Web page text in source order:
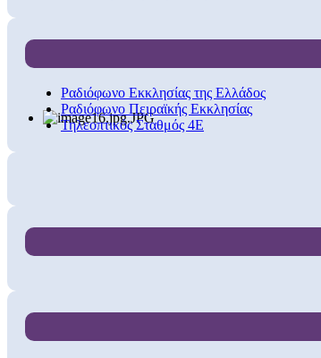
Ραδιόφωνο Εκκλησίας της Ελλάδος
Ραδιόφωνο Πειραϊκής Εκκλησίας
Τηλεοπτικός Σταθμός 4Ε